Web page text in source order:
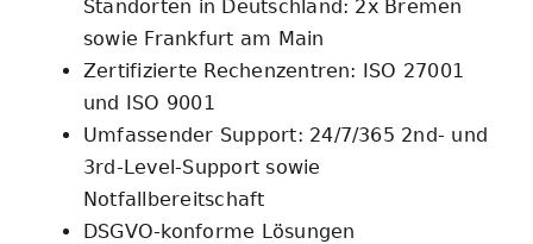
Standorten in Deutschland: 2x Bremen
sowie Frankfurt am Main
Zertifizierte Rechenzentren: ISO 27001
und ISO 9001
Umfassender Support: 24/7/365 2nd- und
3rd-Level-Support sowie
Notfallbereitschaft
DSGVO-konforme Lösungen